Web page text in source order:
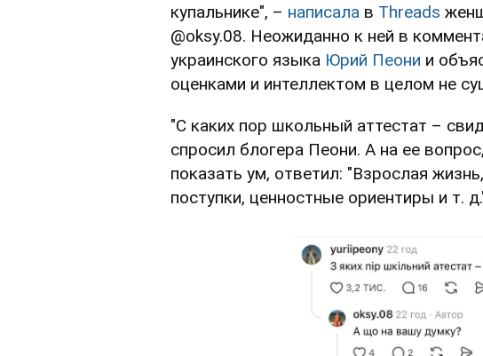
купальнике", – написала в Threads
@oksy.08. Неожиданно к ней в
украинского языка Юрий Пеони и
оценками и интеллектом в целом не
"С каких пор школьный аттестат –
спросил блогера Пеони. А на ее
показать ум, ответил: "Взрослая
поступки, ценностные ориентиры и т.